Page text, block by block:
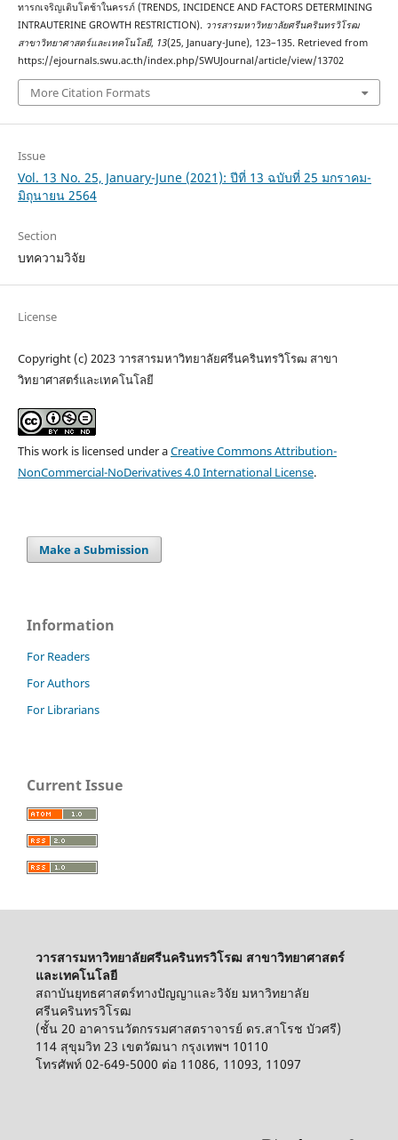
ทารกเจริญเติบโตช้าในครรภ์ (TRENDS, INCIDENCE AND FACTORS DETERMINING
INTRAUTERINE GROWTH RESTRICTION). วารสารมหาวิทยาลัยศรีนครินทรวิโรฒ
สาขาวิทยาศาสตร์และเทคโนโลยี, 13(25, January-June), 123–135. Retrieved from
https://ejournals.swu.ac.th/index.php/SWUJournal/article/view/13702
More Citation Formats
Issue
Vol. 13 No. 25, January-June (2021): ปีที่ 13 ฉบับที่ 25 มกราคม-
มิถุนายน 2564
Section
บทความวิจัย
License
Copyright (c) 2023 วารสารมหาวิทยาลัยศรีนครินทรวิโรฒ สาขา
วิทยาศาสตร์และเทคโนโลยี
This work is licensed under aCreative Commons Attribution-
NonCommercial-NoDerivatives 4.0 International License.
Make a Submission
Information
For Readers
For Authors
For Librarians
Current Issue
วารสารมหาวิทยาลัยศรีนครินทรวิโรฒ สาขาวิทยาศาสตร์
และเทคโนโลยี
สถาบันยุทธศาสตร์ทางปัญญาและวิจัย มหาวิทยาลัย
ศรีนครินทรวิโรฒ
(ชั้น 20 อาคารนวัตกรรมศาสตราจารย์ ดร.สาโรช บัวศรี)
114 สุขุมวิท 23 เขตวัฒนา กรุงเทพฯ 10110
โทรศัพท์ 02-649-5000 ต่อ 11086, 11093, 11097